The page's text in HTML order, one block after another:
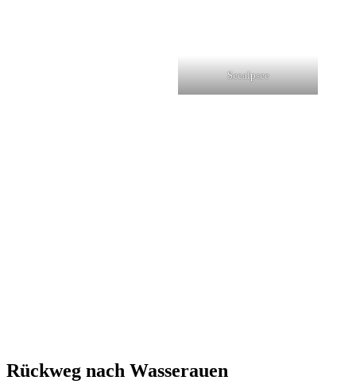
Seealpsee
Rückweg nach Wasserauen